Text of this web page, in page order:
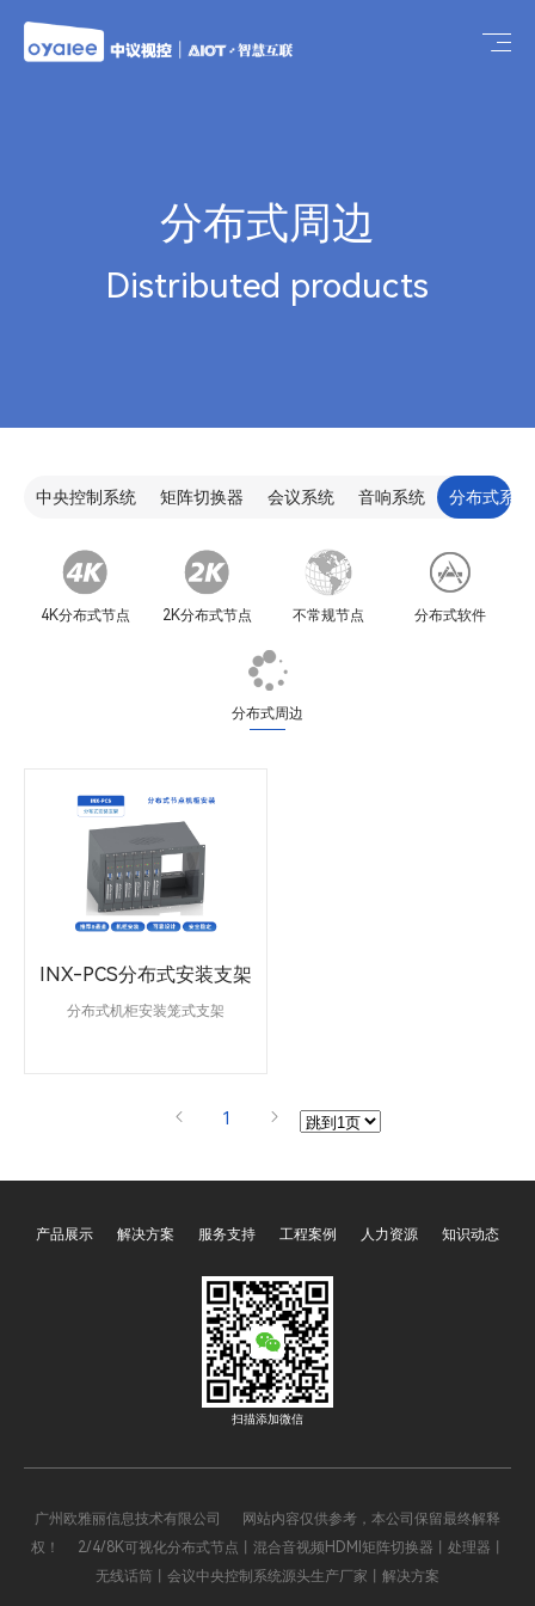
分布式周边
Distributed products
中央控制系统 矩阵切换器 会议系统 音响系统 分布式系统
4K分布式节点 2K分布式节点 不常规节点 分布式软件
分布式周边
INX-PCS分布式安装支架
分布式机柜安装笼式支架
用。该产品根据节点不同支持≤12
统方便快捷。
1
产品展示 解决方案 服务支持 工程案例 人力资源 知识动态
扫描添加微信
广州欧雅丽信息技术有限公司 网站内容仅供参考，本公司保留最终解释
权！ 2/4/8K可视化分布式节点丨混合音视频HDMI矩阵切换器丨处理器丨
无线话筒丨会议中央控制系统源头生产厂家丨解决方案